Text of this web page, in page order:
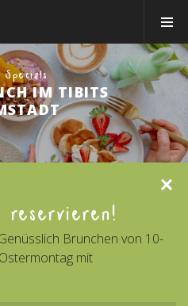
Specials
IM TIBITS
Brunchen von 10-
mit